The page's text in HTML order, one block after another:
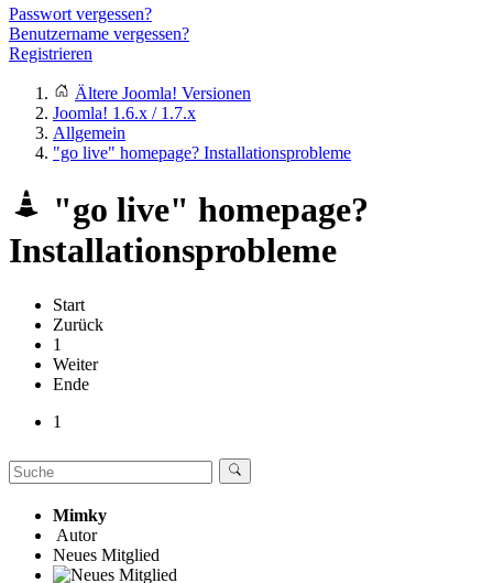
Passwort vergessen?
Benutzername vergessen?
Registrieren
Ältere Joomla! Versionen
Joomla! 1.6.x / 1.7.x
Allgemein
"go live" homepage? Installationsprobleme
"go live" homepage?
Installationsprobleme
Start
Zurück
1
Weiter
Ende
1
Mimky
Autor
Neues Mitglied